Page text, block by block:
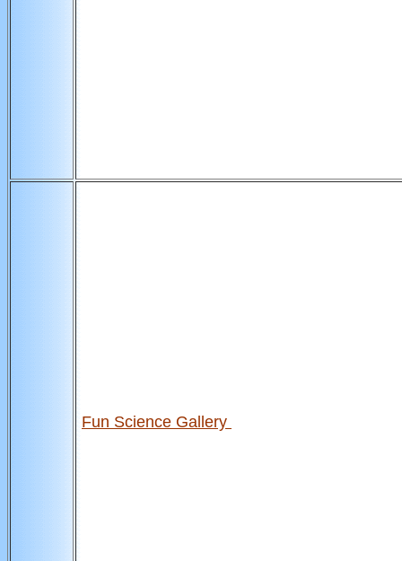
Fun Science Gallery